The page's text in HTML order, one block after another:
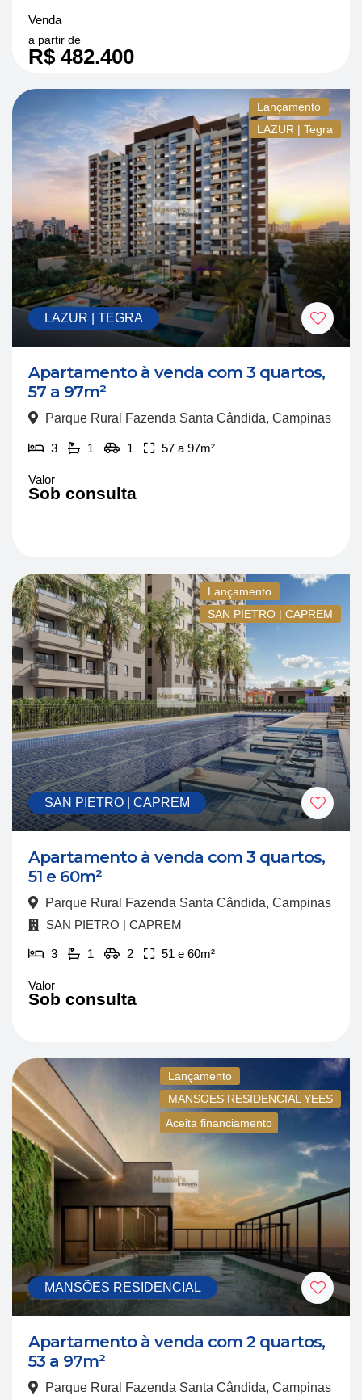
Venda
a partir de
R$ 482.400
Lançamento
LAZUR | Tegra
LAZUR | TEGRA
Apartamento à venda com 3 quartos,
57 a 97m²
Parque Rural Fazenda Santa Cândida, Campinas
3 1 1 57 a 97m²
Valor
Sob consulta
Lançamento
SAN PIETRO | CAPREM
SAN PIETRO | CAPREM
Apartamento à venda com 3 quartos,
51 e 60m²
Parque Rural Fazenda Santa Cândida, Campinas
SAN PIETRO | CAPREM
3 1 2 51 e 60m²
Valor
Sob consulta
Lançamento
MANSOES RESIDENCIAL YEES
Aceita financiamento
MANSÕES RESIDENCIAL
Apartamento à venda com 2 quartos,
53 a 97m²
Parque Rural Fazenda Santa Cândida, Campinas